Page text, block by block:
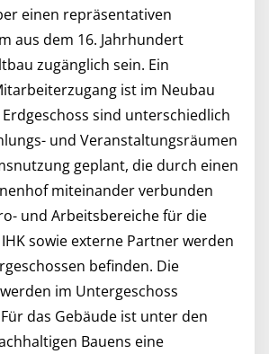
einen repräsentativen
aus dem 16. Jahrhundert
zugänglich sein. Ein
ist im Neubau
sind unterschiedlich
und Veranstaltungsräumen
geplant, die durch einen
miteinander verbunden
und Arbeitsbereiche für die
sowie externe Partner werden
befinden. Die
im Untergeschoss
das Gebäude ist unter den
Bauens eine